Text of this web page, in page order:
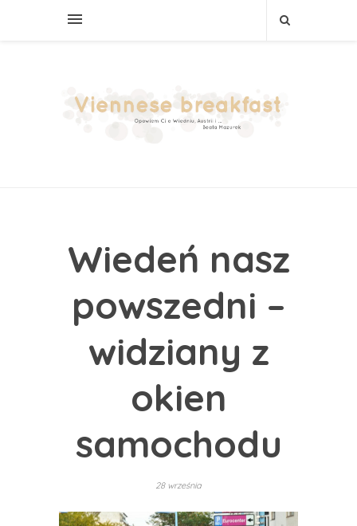
Wiedeń nasz
powszedni –
widziany z
okien
samochodu
28 września